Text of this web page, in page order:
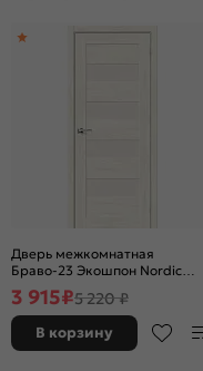
Дверь межкомнатная
Браво-23 Экошпон Nordic
Oak, остекленная, magic fog,
без кромки, царговая
3 915₽5 220 ₽
В корзину